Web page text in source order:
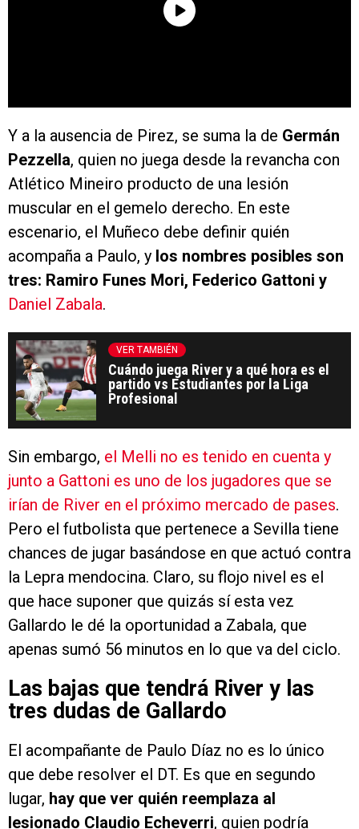
Y a la ausencia de Pirez, se suma la de Germán
Pezzella, quien no juega desde la revancha con
Atlético Mineiro producto de una lesión
muscular en el gemelo derecho. En este
escenario, el Muñeco debe definir quién
acompaña a Paulo, y los nombres posibles son
tres: Ramiro Funes Mori, Federico Gattoni y
Daniel Zabala.
VER TAMBIÉN
Cuándo juega River y a qué hora es el
partido vs Estudiantes por la Liga
Profesional
Sin embargo, el Melli no es tenido en cuenta y
junto a Gattoni es uno de los jugadores que se
irían de River en el próximo mercado de pases.
Pero el futbolista que pertenece a Sevilla tiene
chances de jugar basándose en que actuó contra
la Lepra mendocina. Claro, su flojo nivel es el
que hace suponer que quizás sí esta vez
Gallardo le dé la oportunidad a Zabala, que
apenas sumó 56 minutos en lo que va del ciclo.
Las bajas que tendrá River y las
tres dudas de Gallardo
El acompañante de Paulo Díaz no es lo único
que debe resolver el DT. Es que en segundo
lugar, hay que ver quién reemplaza al
lesionado Claudio Echeverri, quien podría